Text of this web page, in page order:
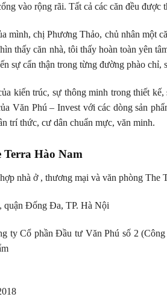
vào rộng rãi. Tất cả các căn đều được
mình, chị Phương Thảo, chủ nhân một
thấy căn nhà, tôi thấy hoàn toàn yên
sự cẩn thận trong từng đường phào chỉ,
kiến trúc, sự thông minh trong thiết
Văn Phú – Invest với các dòng sản
trí thức, cư dân chuẩn mực, văn minh.
Hào Nam
nhà ở , thương mại và văn phòng The
quận Đống Đa, TP. Hà Nội
ty Cổ phần Đầu tư Văn Phú số 2